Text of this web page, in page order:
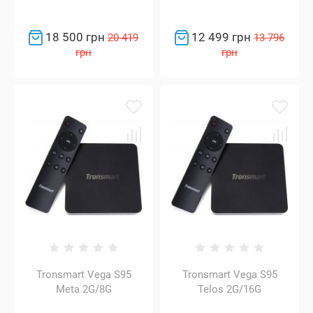
18 500 грн 20 419
грн
12 499 грн 13 796
грн
Tronsmart Vega S95
Meta 2G/8G
Tronsmart Vega S95
Telos 2G/16G